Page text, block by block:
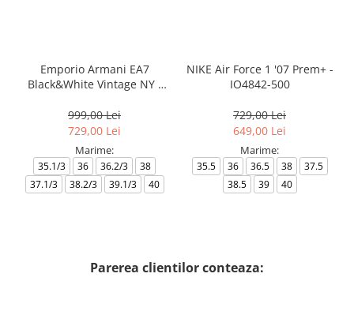
Emporio Armani EA7
Black&White Vintage NY -
999,00 Lei
729,00 Lei
Marime:
35.1/3 36 36.2/3
38
37.1/3
38.2/3 39.1/3 40
NIKE Air Force 1 '07 Prem+ -
IO4842-500
729,00 Lei
649,00 Lei
Marime:
35.5 36 36.5 38
37.5
38.5
39 40
Parerea clientilor conteaza: